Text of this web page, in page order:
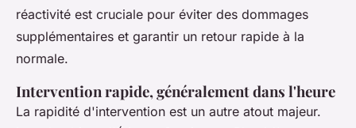
réactivité est cruciale pour éviter des dommages
supplémentaires et garantir un retour rapide à la
normale.
Intervention rapide, généralement dans l'heure
La rapidité d'intervention est un autre atout majeur.